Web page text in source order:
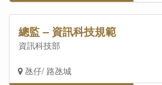
總監 – 資訊科技規範
資訊科技部
氹仔/ 路氹城